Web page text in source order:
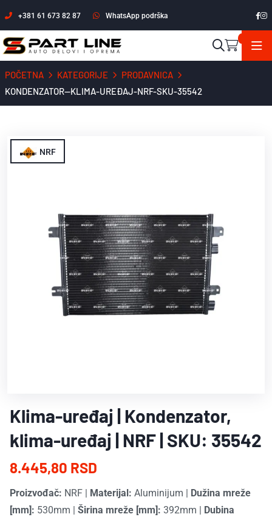
+381 61 673 82 87 WhatsApp podrška
POČETNA KATEGORIJE
PRODAVNICA
KONDENZATOR--KLIMA-UREĐAJ-NRF-SKU-35542
NRF
Klima-uređaj | Kondenzator,
klima-uređaj | NRF | SKU: 35542
8.445,80 RSD
Proizvođač: NRF Materijal: Aluminijum
Dužina mreže
[mm]: 530mm Širina mreže [mm]: 392mm
Dubina